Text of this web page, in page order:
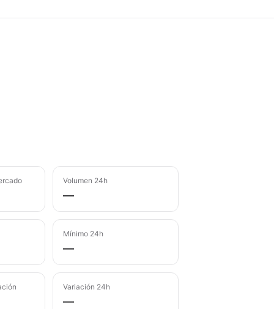
Volumen 24h
—
Mínimo 24h
—
Variación 24h
—